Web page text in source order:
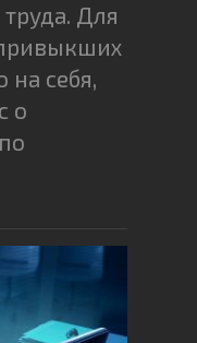
Для
на себя,
о